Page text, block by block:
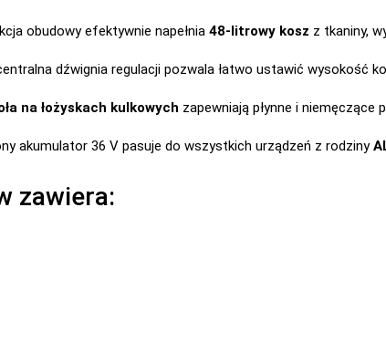
obudowy efektywnie napełnia 48-litrowy kosz z tkaniny,
dźwignia regulacji pozwala łatwo ustawić wysokość
na łożyskach kulkowych zapewniają płynne i niemęczące
akumulator 36 V pasuje do wszystkich urządzeń z rodziny
zawiera: